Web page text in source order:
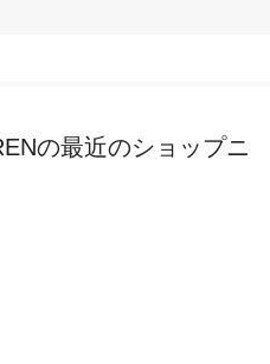
の最近のショップニ